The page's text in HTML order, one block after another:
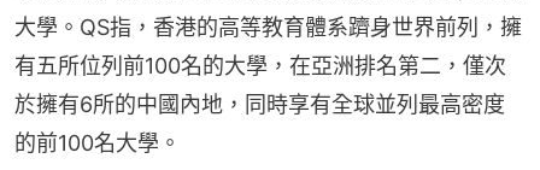
大學。QS指，香港的高等教育體系躋身世界前列，擁
有五所位列前100名的大學，在亞洲排名第二，僅次
於擁有6所的中國內地，同時享有全球並列最高密度
的前100名大學。